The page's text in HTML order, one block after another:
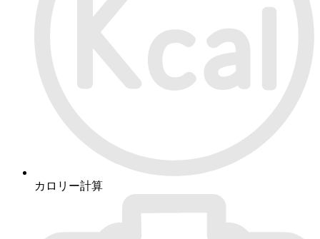
カロリー計算